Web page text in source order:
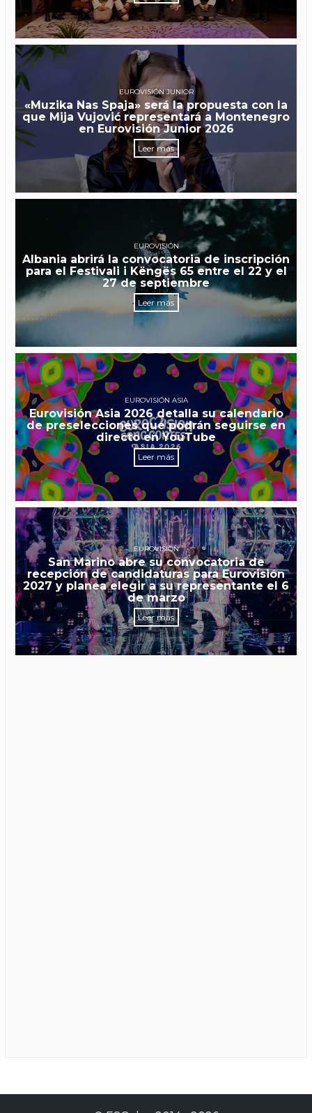
EUROVISIÓN JUNIOR
«Muzika Nas Spaja» será la propuesta con la
que Mija Vujović representará a Montenegro
en Eurovisión Junior 2026
Leer más
EUROVISIÓN
Albania abrirá la convocatoria de inscripción
para el Festivali i Këngës 65 entre el 22 y el
27 de septiembre
Leer más
EUROVISIÓN ASIA
Eurovisión Asia 2026 detalla su calendario
de preselecciones que podrán seguirse en
directo en YouTube
Leer más
EUROVISIÓN
San Marino abre su convocatoria de
recepción de candidaturas para Eurovisión
2027 y planea elegir a su representante el 6
de marzo
Leer más